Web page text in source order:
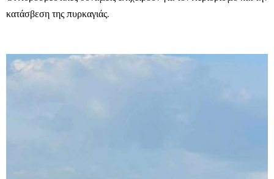
κατάσβεση της πυρκαγιάς.